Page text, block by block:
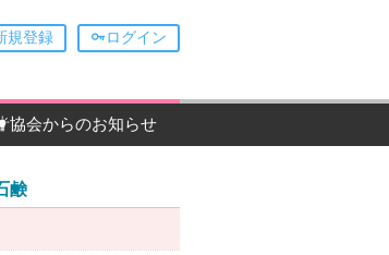
ログイン
規登録
協会からのお知らせ
鹸